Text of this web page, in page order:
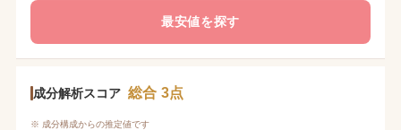
最安値を探す
成分解析スコア 総合 3点
※ 成分構成からの推定値です